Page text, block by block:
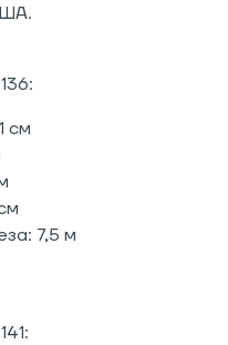
см
7,5 м